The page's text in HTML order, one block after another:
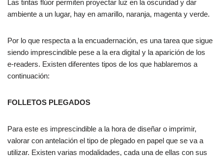
Las tintas flúor permiten proyectar luz en la oscuridad y dar
ambiente a un lugar, hay en amarillo, naranja, magenta y verde.
Por lo que respecta a la encuadernación, es una tarea que sigue
siendo imprescindible pese a la era digital y la aparición de los
e-readers. Existen diferentes tipos de los que hablaremos a
continuación:
FOLLETOS PLEGADOS
Para este es imprescindible a la hora de diseñar o imprimir,
valorar con antelación el tipo de plegado en papel que se va a
utilizar. Existen varias modalidades, cada una de ellas con sus